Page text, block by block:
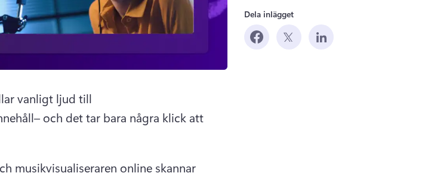
vanligt ljud till
och det tar bara några klick att
musikvisualiseraren online skannar
Dela inlägget